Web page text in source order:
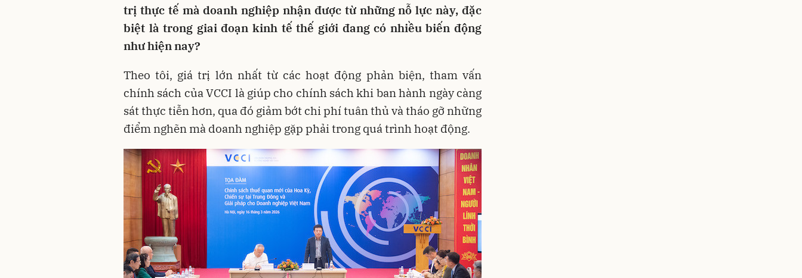
trị thực tế mà doanh nghiệp nhận được từ những nỗ lực này, đặc
biệt là trong giai đoạn kinh tế thế giới đang có nhiều biến động
như hiện nay?
Theo tôi, giá trị lớn nhất từ các hoạt động phản biện, tham vấn
chính sách của VCCI là giúp cho chính sách khi ban hành ngày càng
sát thực tiễn hơn, qua đó giảm bớt chi phí tuân thủ và tháo gỡ những
điểm nghẽn mà doanh nghiệp gặp phải trong quá trình hoạt động.